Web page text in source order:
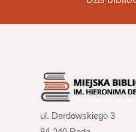
ul. Derdowskiego 3